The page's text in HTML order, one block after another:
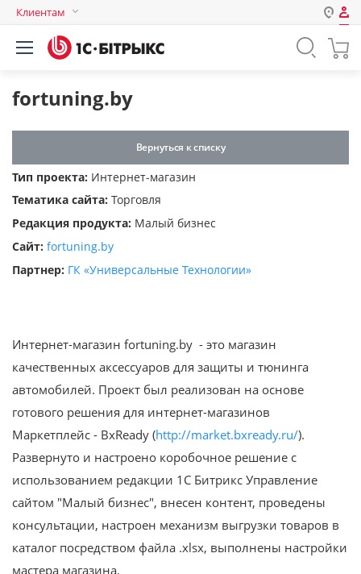
Клиентам
Авторизация
Пароль
Запомнить меня на этом
Забыли свой пароль?
или войдите с помощью
fortuning.by
Вернуться к списку
Тип проекта: Интернет-магазин
Тематика сайта: Торговля
Редакция продукта: Малый бизнес
Сайт: fortuning.by
Партнер: ГК «‎Универсальные Технологии»‎
Интернет-магазин fortuning.by - это магазин
качественных аксессуаров для защиты и тюнинга
автомобилей. Проект был реализован на основе
готового решения для интернет-магазинов
Маркетплейс - BxReady (http://market.bxready.ru/).
Развернуто и настроено коробочное решение c
использованием редакции 1С Битрикс Управление
сайтом "Малый бизнес", внесен контент, проведены
консультации, настроен механизм выгрузки товаров в
каталог посредством файла .xlsx, выполнены настройки
мастера магазина.